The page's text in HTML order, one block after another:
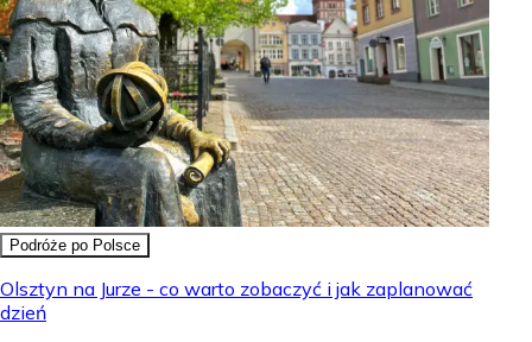
Podróże po Polsce
Olsztyn na Jurze - co warto zobaczyć i jak zaplanować
dzień